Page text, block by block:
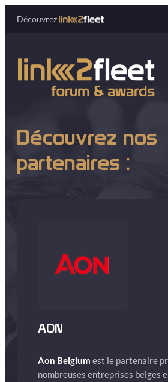
Découvrez
Découvrez nos
partenaires :
AON
Aon Belgium est le partenaire
nombreuses entreprises belges